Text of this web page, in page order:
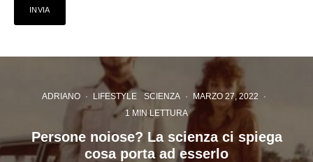
ADRIANO · LIFESTYLE SCIENZA · MARZO 27, 2022
·
1 MIN LETTURA
Persone noiose? La scienza ci spiega
cosa porta ad esserlo